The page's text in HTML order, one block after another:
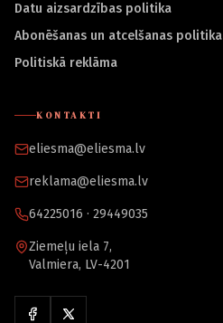
Datu aizsardzības politika
Abonēšanas un atcelšanas politika
Politiskā reklāma
KONTAKTI
eliesma@eliesma.lv
reklama@eliesma.lv
64225016 · 29449035
Ziemeļu iela 7,
Valmiera, LV-4201